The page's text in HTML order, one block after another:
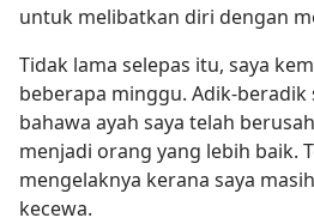
untuk melibatkan diri dengan
Tidak lama selepas itu, saya
beberapa minggu. Adik-
bahawa ayah saya telah
menjadi orang yang lebih baik.
mengelaknya kerana saya
kecewa.